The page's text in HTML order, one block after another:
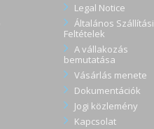
Legal Notice
Általános Szállítási
Feltételek
A vállakozás
bemutatása
Vásárlás menete
Dokumentációk
Jogi közlemény
Kapcsolat